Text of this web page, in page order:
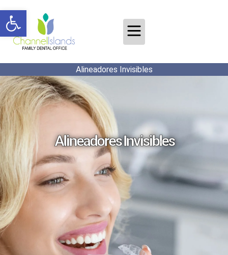
Abrir barra de herramientas
Alineadores Invisibles
Alineadores Invisibles